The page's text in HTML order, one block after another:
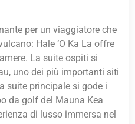
per un viaggiatore che
Hale ‘O Ka La offre
La suite ospiti si
uno dei più importanti siti
suite principale si gode i
da golf del Mauna Kea
di lusso immersa nel